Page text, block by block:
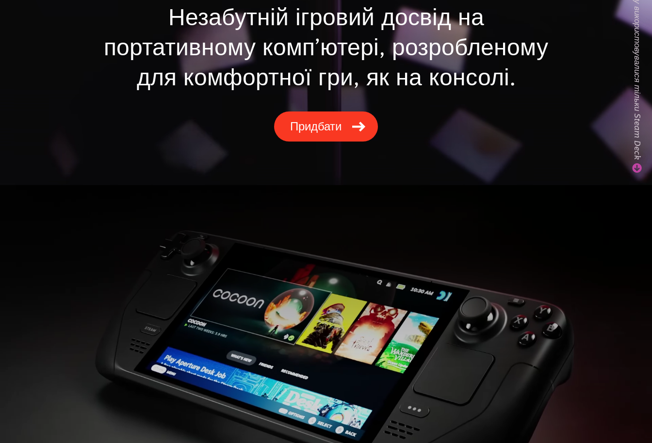
Незабутній ігровий досвід на
портативному комп’ютері, розробленому
для комфортної гри, як на консолі.
Придбати